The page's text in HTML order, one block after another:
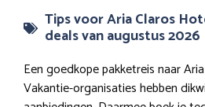
Tips voor Aria Claros
deals van augustus 2026
Een goedkope pakketreis naar
Vakantie-organisaties hebben